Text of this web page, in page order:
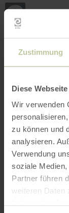
Zustimmung
Diese
Wir verwenden
zu können und
analysieren.
Verwendung
soziale
Partner führen
weiteren Daten